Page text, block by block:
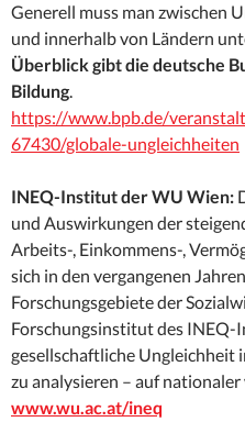
Generell muss man zwischen
und innerhalb von Ländern
Überblick gibt die deutsche
Bildung.
https://www.bpb.de/
67430/globale-ungleichheiten
INEQ-Institut der WU Wien:
und Auswirkungen der
Arbeits-, Einkommens-,
sich in den vergangenen
Forschungsgebiete der
Forschungsinstitut des INEQ-
gesellschaftliche Ungleichheit
zu analysieren – auf
www.wu.ac.at/ineq